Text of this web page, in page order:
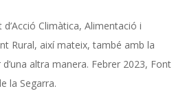
Climàtica, Alimentació i
Rural, així mateix, també amb la
altra manera. Febrer 2023, Font
la Segarra.